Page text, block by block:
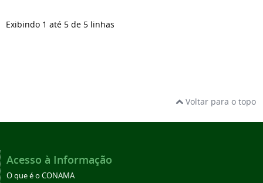
Exibindo 1 até 5 de 5 linhas
Voltar para o topo
Acesso à Informação
O que é o CONAMA